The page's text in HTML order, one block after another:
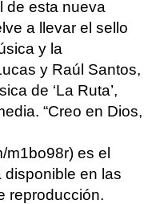
de esta nueva
a llevar el sello
y la
y Raúl Santos,
de ‘La Ruta’,
“Creo en Dios,
m1bo98r) es el
disponible en las
reproducción.